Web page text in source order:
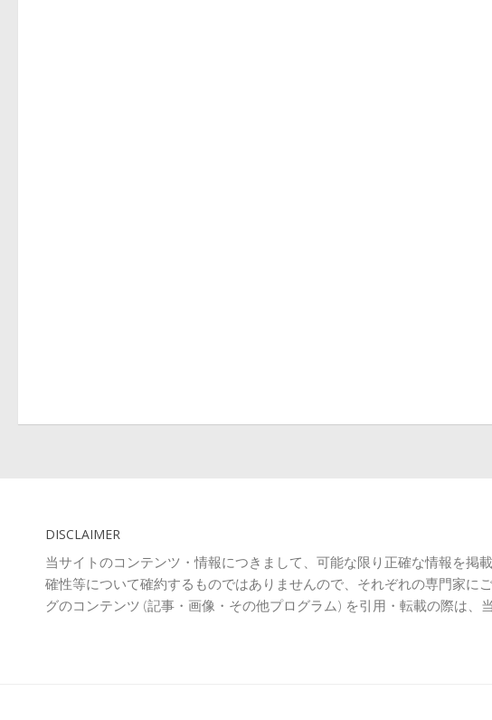
DISCLAIMER
当サイトのコンテンツ・情報につきまして、可能な限り正確な情報を
確性等について確約するものではありませんので、それぞれの専門家に
グのコンテンツ (記事・画像・その他プログラム) を引用・転載の際は